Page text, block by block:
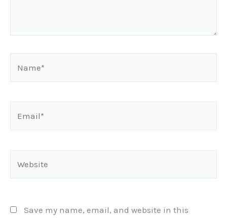
Save my name, email, and website in this